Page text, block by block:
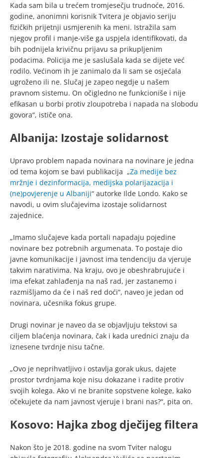
Kada sam bila u trećem tromjesečju trudnoće, 2016.
godine, anonimni korisnik Tvitera je objavio seriju
fizičkih prijetnji usmjerenih ka meni. Istražila sam
njegov profil i manje-više ga uspjela identifikovati, da
bih podnijela krivičnu prijavu sa prikupljenim
podacima. Policija me je saslušala kada se dijete već
rodilo. Većinom ih je zanimalo da li sam se osjećala
ugroženo ili ne. Slučaj je zapeo negdje u našem
pravnom sistemu. On očigledno ne funkcioniše i nije
efikasan u borbi protiv zloupotreba i napada na slobodu
govora“, ističe ona.
Albanija: Izostaje solidarnost
Upravo problem napada novinara na novinare je jedna
od tema kojom se bavi publikacija „Za medije bez
mržnje i dezinformacija, medijska polarijazacija i
(ne)povjerenje u Albaniji“ autorke Ilde Londo. Kako se
navodi, u ovim slučajevima izostaje solidarnost
zajednice.
„Imamo slučajeve kada portali napadaju pojedine
novinare bez potrebnih argumenata. To postaje dio
javne komunikacije i javnost ima tendenciju da vjeruje
takvim narativima. Na kraju, ovo je obeshrabrujuće i
ima efekat zahlađenja na naš rad, jer zastanemo i
razmišljamo da će i naš red doći“, naveo je jedan od
novinara, učesnika fokus grupe.
Drugi novinar je naveo da se objavljuju tekstovi sa
ciljem blaćenja novinara, čak i kada urednici znaju da
iznesene tvrdnje nisu tačne.
„Ovo je neprihvatljivo i ostavlja gorak ukus, dajete
prostor tvrdnjama koje nisu dokazane i radite protiv
svojih kolega. Ako vi ne branite sopstvene kolege, kako
očekujete da nam javnost vjeruje i brani nas?“, pita on.
Kosovo: Hajka zbog dječijeg filtera
Nakon što je 2018. godine na svom Tviter nalogu